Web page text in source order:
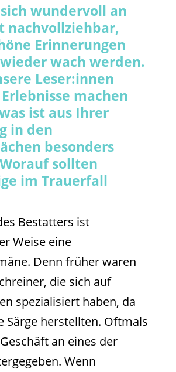
wundervoll an
nachvollziehbar,
Erinnerungen
wach werden.
Leser:innen
machen
ist aus Ihrer
in den
besonders
sollten
im Trauerfall
Bestatters ist
Weise eine
Denn früher waren
die sich auf
spezialisiert haben, da
Särge herstellten. Oftmals
an eines der
Wenn